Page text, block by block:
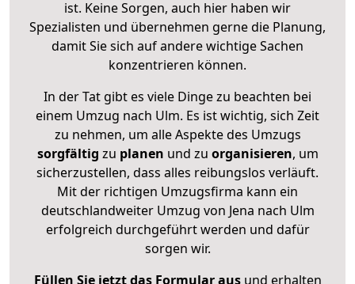
ist. Keine Sorgen, auch hier haben wir
Spezialisten und übernehmen gerne die Planung,
damit Sie sich auf andere wichtige Sachen
konzentrieren können.
In der Tat gibt es viele Dinge zu beachten bei
einem Umzug nach Ulm. Es ist wichtig, sich Zeit
zu nehmen, um alle Aspekte des Umzugs
sorgfältig zu planen und zu organisieren, um
sicherzustellen, dass alles reibungslos verläuft.
Mit der richtigen Umzugsfirma kann ein
deutschlandweiter Umzug von Jena nach Ulm
erfolgreich durchgeführt werden und dafür
sorgen wir.
Füllen Sie jetzt das Formular ausund erhalten